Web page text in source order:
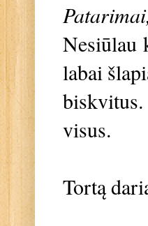
Nesiūlau
labai
visus.
Tortą